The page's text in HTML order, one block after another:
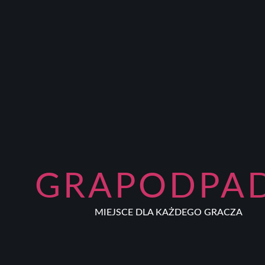
MIEJSCE DLA KAŻDEGO GRACZA